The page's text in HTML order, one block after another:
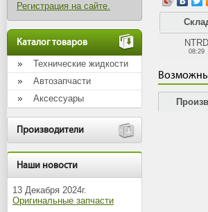
Регистрация на сайте.
Каталог товаров
Технические жидкости
Автозапчасти
Аксессуары
Производители
Наши новости
13 Декабря 2024г.
Оригинальные запчасти
NTRD
08:29